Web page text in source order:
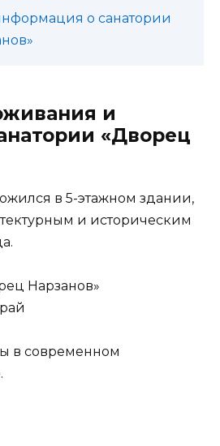
о санатории
и
«Дворец
в 5-этажном здании,
и историческим
в современном